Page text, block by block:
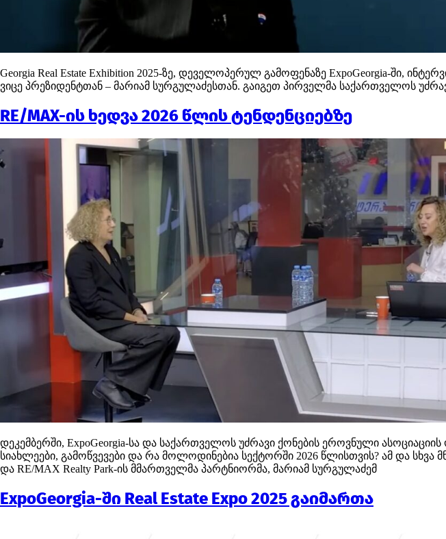
Georgia Real Estate Exhibition 2025-ზე, დეველოპერულ გამოფენაზე ExpoGeorgia-ში,
ვიცე პრეზიდენტთან – მარიამ სურგულაძესთან. გაიგეთ პირველმა საქართველოს
RE/MAX-ის ხედვა 2026 წლის ტენდენციებზე
დეკემბერში, ExpoGeorgia-სა და საქართველოს უძრავი ქონების ეროვნული
სიახლეები, გამოწვევები და რა მოლოდინებია სექტორში 2026 წლისთვის? ამ და სხვა
და RE/MAX Realty Park-ის მმართველმა პარტნიორმა, მარიამ სურგულაძემ
ExpoGeorgia-ში Real Estate Expo 2025 გაიმართა